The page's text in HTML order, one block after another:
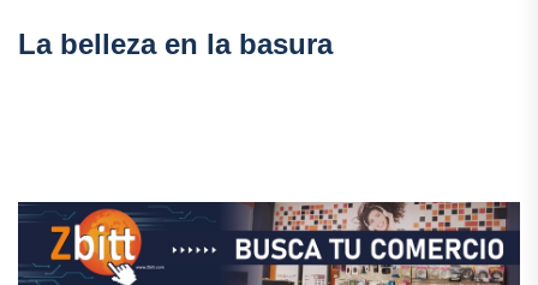
La belleza en la basura